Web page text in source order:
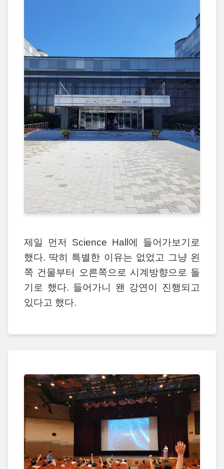
제일 먼저 Science Hall에 들어가보기로
했다. 딱히 특별한 이유는 없었고 그냥 왼
쪽 건물부터 오른쪽으로 시계방향으로 돌
기로 했다. 들어가니 왠 강연이 진행되고
있다고 했다.